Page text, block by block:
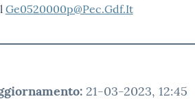
Ge0520000p@Pec.Gdf.It
: 21-03-2023, 12:45